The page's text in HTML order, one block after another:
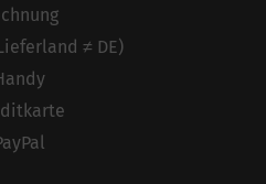
≠ DE)